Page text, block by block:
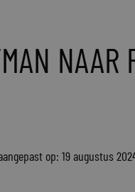
NAAR
op: 19 augustus